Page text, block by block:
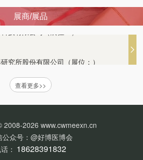
展商/展品
技有限公司（展位：）
有限公司（展位：）
查看更多>>
2008-2026 www.cwmeexn.cn
公众号：@好博医博会
： 18628391832